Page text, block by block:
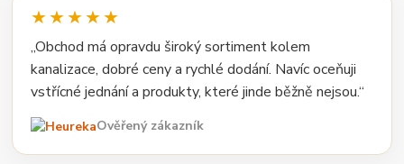
★★★★★
„Obchod má opravdu široký sortiment kolem
kanalizace, dobré ceny a rychlé dodání. Navíc oceňuji
vstřícné jednání a produkty, které jinde běžně nejsou.“
Ověřený zákazník